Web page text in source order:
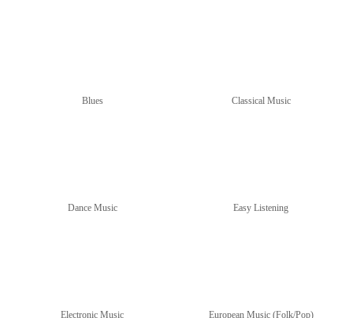
Blues Classical Music
Dance Music Easy Listening
Electronic Music European Music (Folk/Pop)